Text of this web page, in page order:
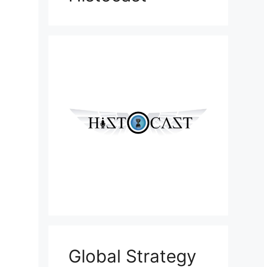
Global Strategy